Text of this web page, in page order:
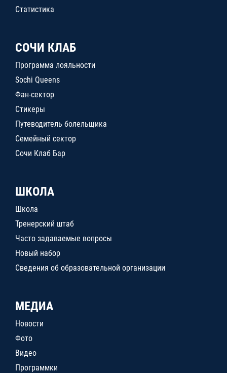
Статистика
СОЧИ КЛАБ
Программа лояльности
Sochi Queens
Фан-сектор
Стикеры
Путеводитель болельщика
Семейный сектор
Сочи Клаб Бар
ШКОЛА
Школа
Тренерский штаб
Часто задаваемые вопросы
Новый набор
Сведения об образовательной организации
МЕДИА
Новости
Фото
Видео
Программки